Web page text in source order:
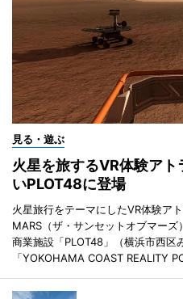
見る・遊ぶ
火星を旅するVR体験ア
いPLOT48に登場
火星旅行をテーマにしたVR体験ア
MARS（ザ・サンセットオブマー
商業施設「PLOT48」（横浜市西区
「YOKOHAMA COAST REALITY